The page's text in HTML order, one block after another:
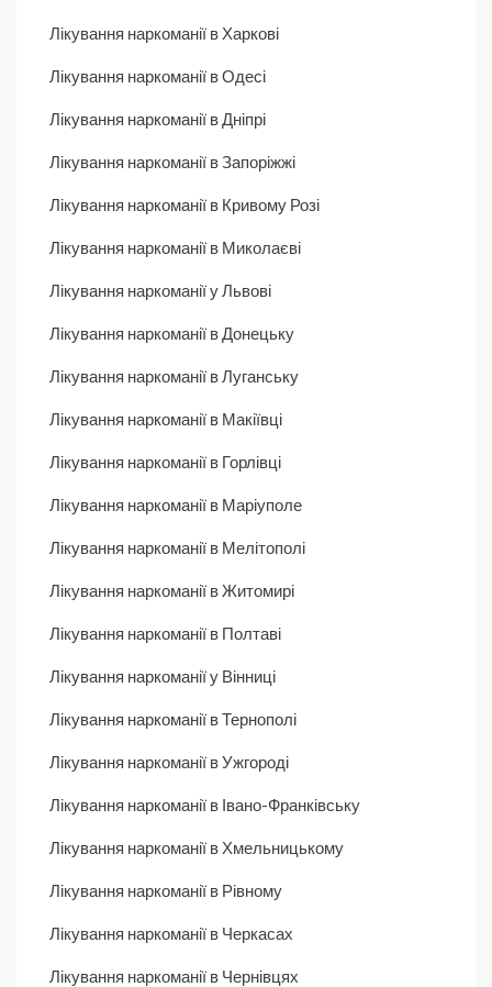
Лікування наркоманії в Харкові
Лікування наркоманії в Одесі
Лікування наркоманії в Дніпрі
Лікування наркоманії в Запоріжжі
Лікування наркоманії в Кривому Розі
Лікування наркоманії в Миколаєві
Лікування наркоманії у Львові
Лікування наркоманії в Донецьку
Лікування наркоманії в Луганську
Лікування наркоманії в Макіївці
Лікування наркоманії в Горлівці
Лікування наркоманії в Маріуполе
Лікування наркоманії в Мелітополі
Лікування наркоманії в Житомирі
Лікування наркоманії в Полтаві
Лікування наркоманії у Вінниці
Лікування наркоманії в Тернополі
Лікування наркоманії в Ужгороді
Лікування наркоманії в Івано-Франківську
Лікування наркоманії в Хмельницькому
Лікування наркоманії в Рівному
Лікування наркоманії в Черкасах
Лікування наркоманії в Чернівцях